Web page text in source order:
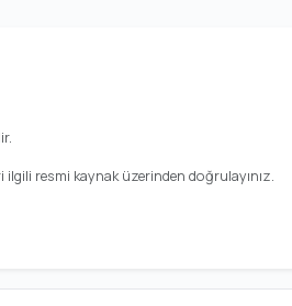
resmi kaynak üzerinden doğrulayınız.